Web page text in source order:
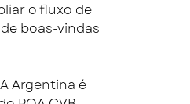
o fluxo de
boas-vindas
Argentina é